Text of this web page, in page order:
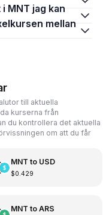
till aktuella
kurserna från
du kontrollera det aktuella
om att du får
MNT to USD
$0.429
MNT to ARS